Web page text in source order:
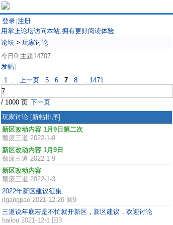
登录 注册
用掌上论坛访问本站,拥有更好阅读体验
论坛 > 玩家讨论
今日0 主题14707
发帖
1 .. 上一页 5 6 7 8 .. 1471
/ 1000 页 下一页
玩家讨论 [新帖排序]
新区改动内容 1月9日第二次
颓废三道 2022-1-9
新区改动内容 1月9日
颓废三道 2022-1-9
新区改动内容
颓废三道 2022-1-3
2022年新区建议征集
itgangpao 2021-12-20 回9
三道说年底若是不忙就开新区，新区建议，欢迎讨论
bailou 2021-12-1 回3